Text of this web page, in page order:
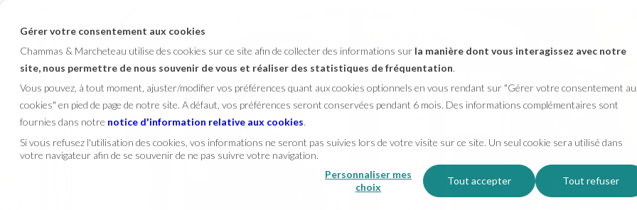
Gérer votre consentement aux cookies
Chammas & Marcheteau utilise des cookies sur ce site afin de collecter des informations sur la manière dont vous interagissez avec notre
site, nous permettre de nous souvenir de vous et réaliser des statistiques de fréquentation.
Vous pouvez, à tout moment, ajuster/modifier vos préférences quant aux cookies optionnels en vous rendant sur "Gérer votre consentement
cookies" en pied de page de notre site. A défaut, vos préférences seront conservées pendant 6 mois. Des informations complémentaires sont
fournies dans notre notice d'information relative aux cookies.
Si vous refusez l'utilisation des cookies, vos informations ne seront pas suivies lors de votre visite sur ce site. Un seul cookie sera utilisé dans
votre navigateur afin de se souvenir de ne pas suivre votre navigation.
Personnaliser mes
choix
Tout accepter Tout refuser